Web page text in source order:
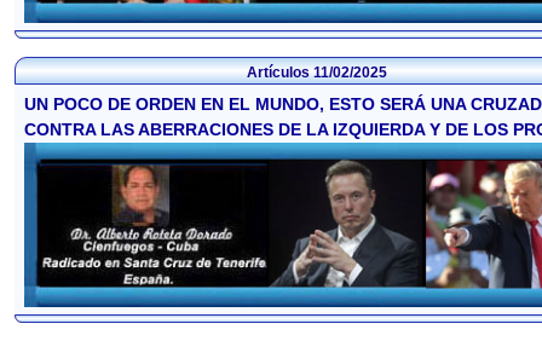
Artículos11/02/2025
UN POCO DE ORDEN EN EL MUNDO, ESTO SERÁ UNA
CONTRA LAS ABERRACIONES DE LA IZQUIERDA Y DE LOS